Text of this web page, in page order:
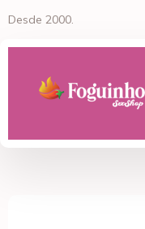
Desde 2000.